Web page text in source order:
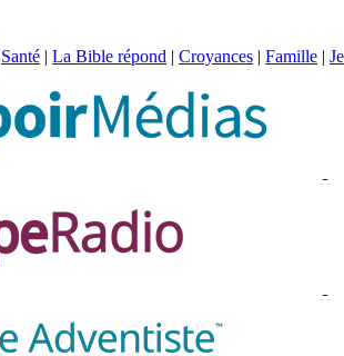
Santé | La Bible répond | Croyances | Famille |